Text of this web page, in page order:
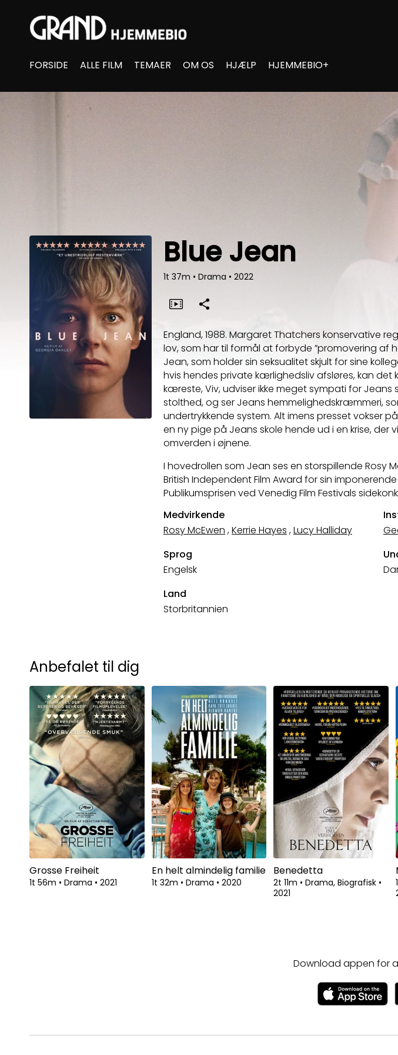
Accessibility Links
FORSIDE ALLE FILM TEMAER OM OS HJÆLP HJEMMEBIO+
Blue Jean
1t 37m • Drama • 2022
England, 1988. Margaret Thatchers konservative
lov, som har til formål at forbyde ”promovering af
Jean, som holder sin seksualitet skjult for sine
hvis hendes private kærlighedsliv afsløres, kan det
kæreste, Viv, udviser ikke meget sympati for
stolthed, og ser Jeans hemmelighedskræmmeri,
undertrykkende system. Alt imens presset vokser
en ny pige på Jeans skole hende ud i en krise, der
omverden i øjnene.
I hovedrollen som Jean ses en storspillende Rosy
British Independent Film Award for sin
Publikumsprisen ved Venedig Film Festivals
Medvirkende
Rosy McEwen ,Kerrie Hayes ,Lucy Halliday
Sprog
Engelsk
Land
Storbritannien
Anbefalet til dig
Grosse Freiheit
1t 56m • Drama • 2021
En helt almindelig familie
1t 32m • Drama • 2020
Benedetta
2t 11m • Drama, Biografisk •
2021
Download appen for